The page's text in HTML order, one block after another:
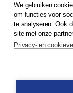
© 2026Koninklijke
Klantenservice
Service & informatie
Contact
We gebruiken
om functies voor
te analyseren. Ook
site met onze
Privacy- en